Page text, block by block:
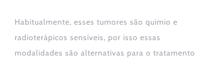
Habitualmente, esses tumores são quimio e
radioterápicos sensíveis, por isso essas
modalidades são alternativas para o tratamento